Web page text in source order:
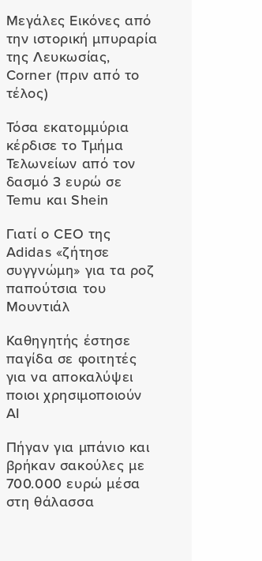
Μεγάλες Εικόνες από
την ιστορική μπυραρία
της Λευκωσίας,
Corner (πριν από το
τέλος)
Τόσα εκατομμύρια
κέρδισε το Τμήμα
Τελωνείων από τον
δασμό 3 ευρώ σε
Temu και Shein
Γιατί ο CEO της
Adidas «ζήτησε
συγγνώμη» για τα ροζ
παπούτσια του
Μουντιάλ
Καθηγητής έστησε
παγίδα σε φοιτητές
για να αποκαλύψει
ποιοι χρησιμοποιούν
AI
Πήγαν για μπάνιο και
βρήκαν σακούλες με
700.000 ευρώ μέσα
στη θάλασσα